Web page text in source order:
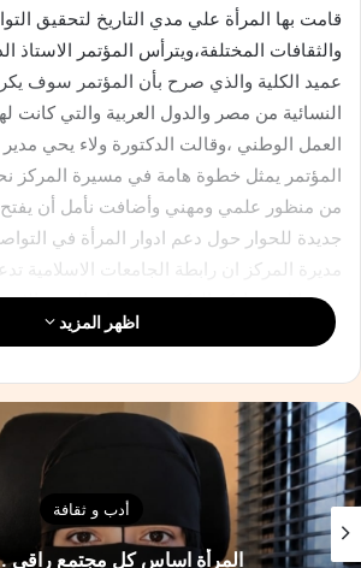
قامت بها المرأة علي مدي التاريخ لتحقيق
والثقافات المختلفة،ويترأس المؤتمر
عميد الكلية والذي صرح بأن المؤتمر سوف
النسائية من مصر والدول العربية والتي كانت
العمل الوطني ،وقالت الدكتورة ولاء يحي مدير
المؤتمر يمثل خطوة هامة في مسيرة المركز
من منظور علمي ومهني وأضافت نأمل أن يفتح
جديدة للحوار حول دعم ادوار المرأة في
مديرة المركز ان رابطة الجامعات الاسلامية
من خلال مشاركة الدكتورة نورهان الشيخ
للرابطة وعضوة مجلس الشيوخ والتي تترأس
اظهر المزيد
أدب و ثقافة
المرأة اساس كل مجتمع راقى